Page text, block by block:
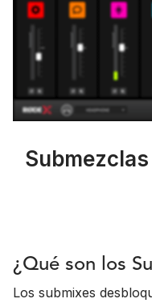
Submezclas
¿Qué son los
Los submixes